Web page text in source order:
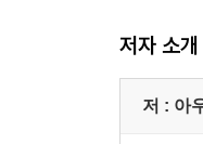
제12장. 어
제13장. 말
제14장.
저자 소개
저 : 아